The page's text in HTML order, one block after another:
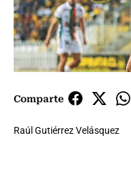
Comparte
Raúl Gutiérrez Velásquez